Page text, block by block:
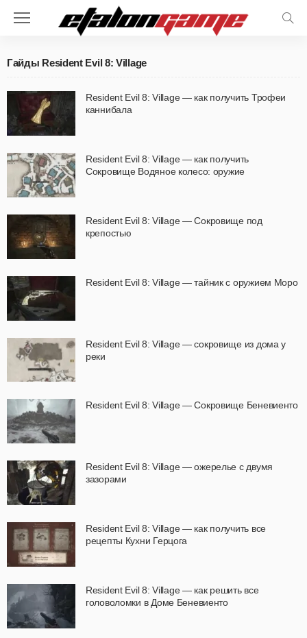
Гайды Resident Evil 8: Village
Resident Evil 8: Village — как получить Трофеи
каннибала
Resident Evil 8: Village — как получить
Сокровище Водяное колесо: оружие
Resident Evil 8: Village — Сокровище под
крепостью
Resident Evil 8: Village — тайник с оружием Моро
Resident Evil 8: Village — сокровище из дома у
реки
Resident Evil 8: Village — Сокровище Беневиенто
Resident Evil 8: Village — ожерелье с двумя
зазорами
Resident Evil 8: Village — как получить все
рецепты Кухни Герцога
Resident Evil 8: Village — как решить все
головоломки в Доме Беневиенто